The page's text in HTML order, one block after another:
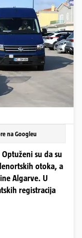
na Googleu
su da su
otoka, a
Algarve. U
registracija